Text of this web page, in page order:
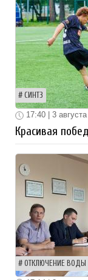
СИНТЗ
17:40 | 3 августа
Красивая
ОТКЛЮЧЕНИЕ ВОДЫ